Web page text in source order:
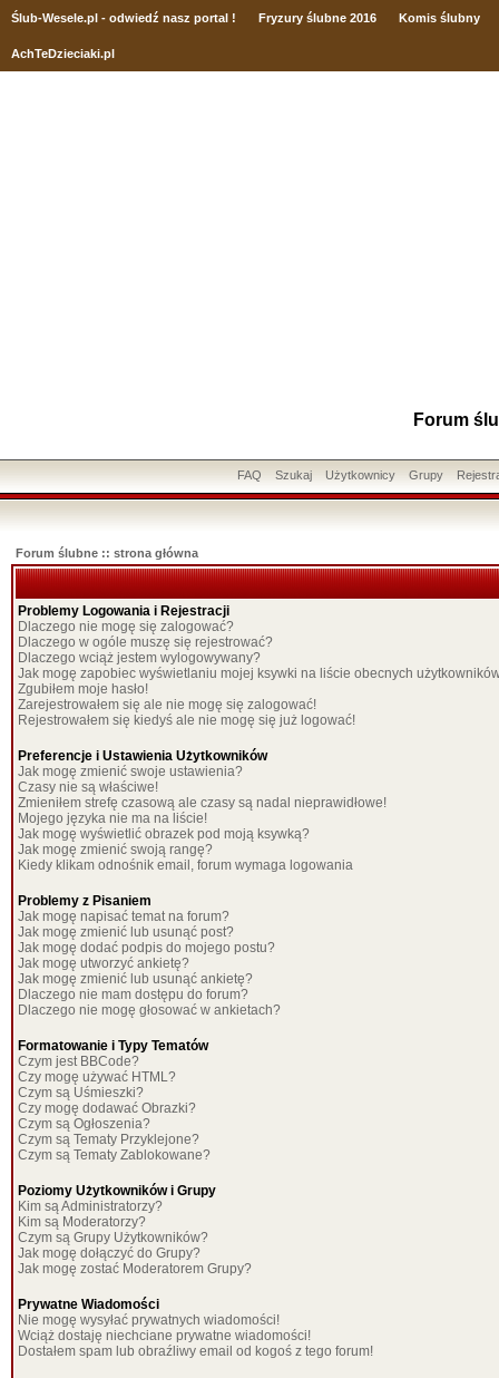
Ślub-Wesele.pl - odwiedź nasz portal ! Fryzury ślubne 2016 Komis ślubny
AchTeDzieciaki.pl
Forum
FAQ Szukaj Użytkownicy Grupy
Forum ślubne :: strona główna
Problemy Logowania i Rejestracji
Dlaczego nie mogę się zalogować?
Dlaczego w ogóle muszę się rejestrować?
Dlaczego wciąż jestem wylogowywany?
Jak mogę zapobiec wyświetlaniu mojej ksywki na liście obecnych
Zgubiłem moje hasło!
Zarejestrowałem się ale nie mogę się zalogować!
Rejestrowałem się kiedyś ale nie mogę się już logować!
Preferencje i Ustawienia Użytkowników
Jak mogę zmienić swoje ustawienia?
Czasy nie są właściwe!
Zmieniłem strefę czasową ale czasy są nadal nieprawidłowe!
Mojego języka nie ma na liście!
Jak mogę wyświetlić obrazek pod moją ksywką?
Jak mogę zmienić swoją rangę?
Kiedy klikam odnośnik email, forum wymaga logowania
Problemy z Pisaniem
Jak mogę napisać temat na forum?
Jak mogę zmienić lub usunąć post?
Jak mogę dodać podpis do mojego postu?
Jak mogę utworzyć ankietę?
Jak mogę zmienić lub usunąć ankietę?
Dlaczego nie mam dostępu do forum?
Dlaczego nie mogę głosować w ankietach?
Formatowanie i Typy Tematów
Czym jest BBCode?
Czy mogę używać HTML?
Czym są Uśmieszki?
Czy mogę dodawać Obrazki?
Czym są Ogłoszenia?
Czym są Tematy Przyklejone?
Czym są Tematy Zablokowane?
Poziomy Użytkowników i Grupy
Kim są Administratorzy?
Kim są Moderatorzy?
Czym są Grupy Użytkowników?
Jak mogę dołączyć do Grupy?
Jak mogę zostać Moderatorem Grupy?
Prywatne Wiadomości
Nie mogę wysyłać prywatnych wiadomości!
Wciąż dostaję niechciane prywatne wiadomości!
Dostałem spam lub obraźliwy email od kogoś z tego forum!